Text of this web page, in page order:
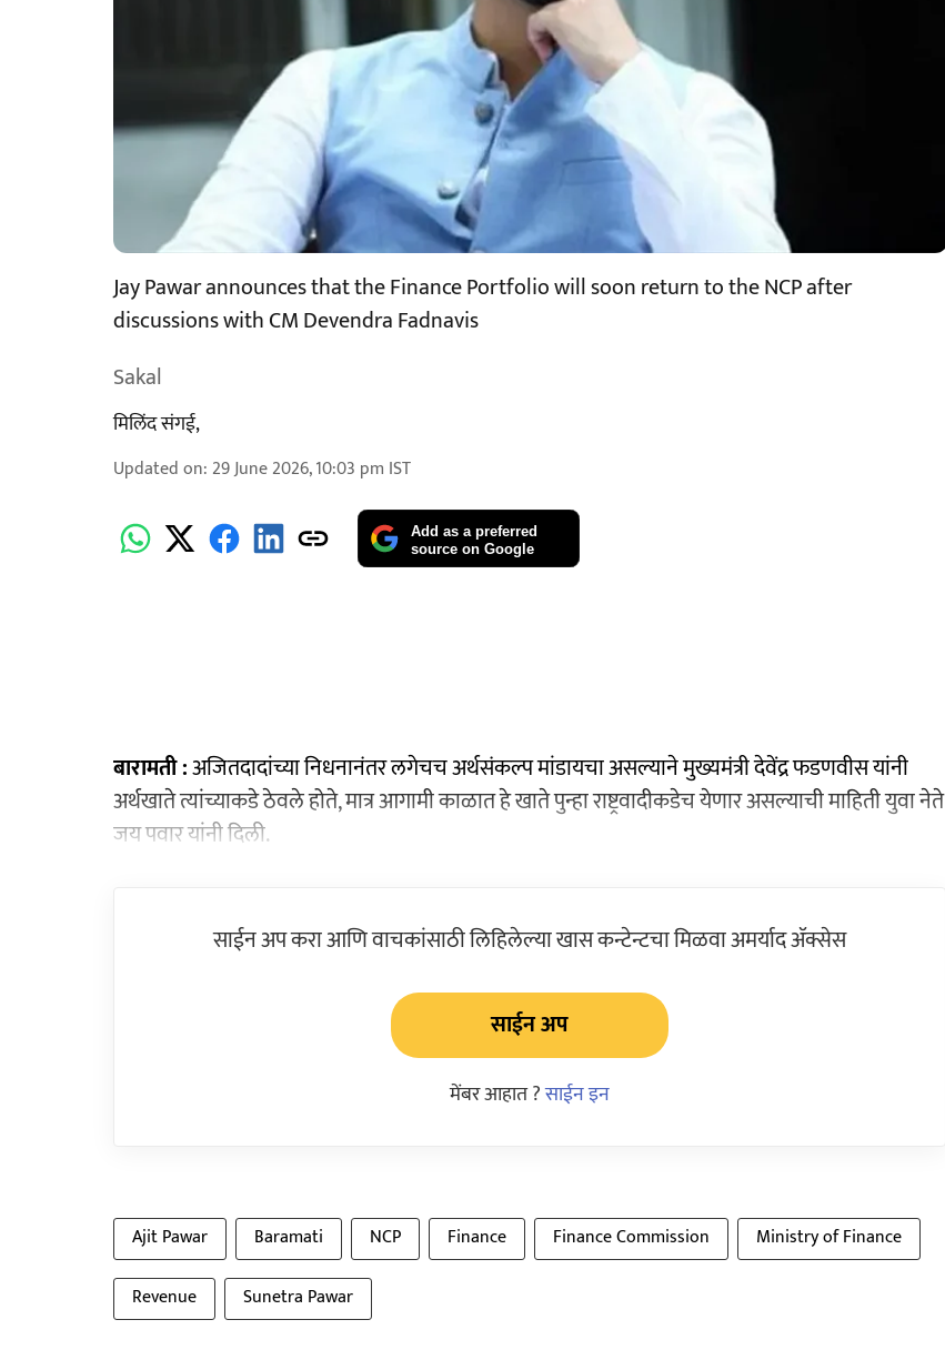
Jay Pawar announces that the Finance Portfolio will soon return to the NCP after
discussions with CM Devendra Fadnavis
Sakal
मिलिंद संगई,
Updated on: 29 June 2026, 10:03 pm IST
Add as a preferred
source on Google
बारामती :अजितदादांच्या निधनानंतर लगेचच अर्थसंकल्प मांडायचा असल्याने मुख्यमंत्री देवेंद्र फडणवीस यांनी
अर्थखाते त्यांच्याकडे ठेवले होते, मात्र आगामी काळात हे खाते पुन्हा राष्ट्रवादीकडेच येणार असल्याची माहिती युवा नेते
जय पवार यांनी दिली.
साईन अप करा आणि वाचकांसाठी लिहिलेल्या खास कन्टेन्टचा मिळवा अमर्याद ॲक्सेस
साईन अप
मेंबर आहात ?साईन इन
Ajit Pawar Baramati NCP Finance Finance Commission
Ministry of Finance
Revenue
Sunetra Pawar